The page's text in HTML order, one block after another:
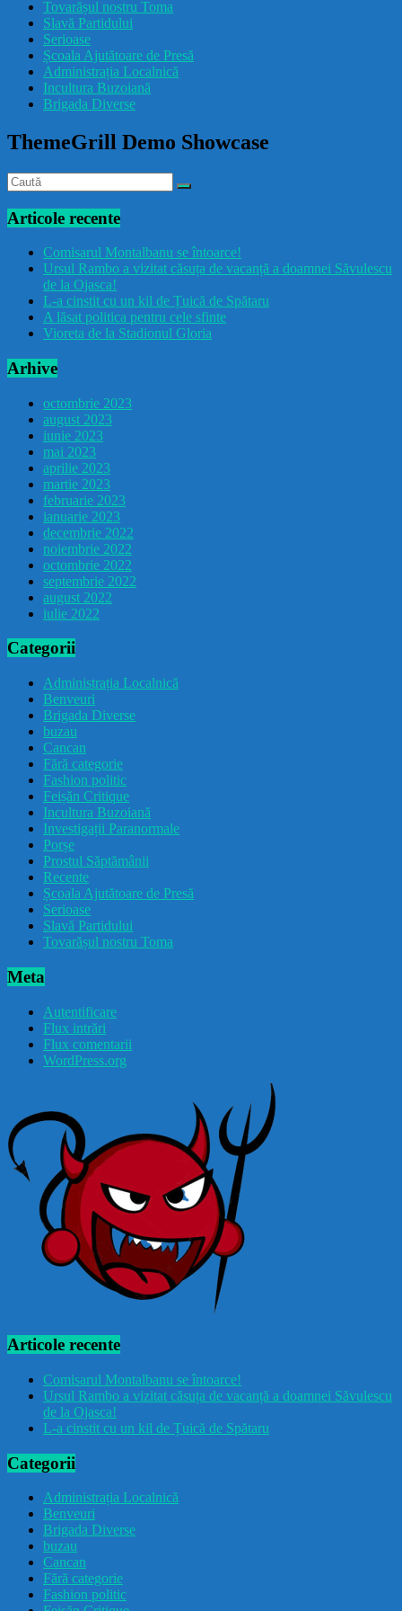
drăcușorulbuzoian
Tovarășul nostru Toma
Slavă Partidului
Serioase
Școala Ajutătoare de Presă
Administrația Localnică
Incultura Buzoiană
Brigada Diverse
ThemeGrill Demo Showcase
Articole recente
Comisarul Montalbanu se întoarce!
Ursul Rambo a vizitat căsuța de vacanță a doamnei Săvulescu
de la Ojasca!
L-a cinstit cu un kil de Țuică de Spătaru
A lăsat politica pentru cele sfinte
Vioreta de la Stadionul Gloria
Arhive
octombrie 2023
august 2023
iunie 2023
mai 2023
aprilie 2023
martie 2023
februarie 2023
ianuarie 2023
decembrie 2022
noiembrie 2022
octombrie 2022
septembrie 2022
august 2022
iulie 2022
Categorii
Administrația Localnică
Benveuri
Brigada Diverse
buzau
Cancan
Fără categorie
Fashion politic
Feișăn Critique
Incultura Buzoiană
Investigații Paranormale
Porșe
Prostul Săptămânii
Recente
Școala Ajutătoare de Presă
Serioase
Slavă Partidului
Tovarășul nostru Toma
Meta
Autentificare
Flux intrări
Flux comentarii
WordPress.org
Articole recente
Comisarul Montalbanu se întoarce!
Ursul Rambo a vizitat căsuța de vacanță a doamnei Săvulescu
de la Ojasca!
L-a cinstit cu un kil de Țuică de Spătaru
Categorii
Administrația Localnică
Benveuri
Brigada Diverse
buzau
Cancan
Fără categorie
Fashion politic